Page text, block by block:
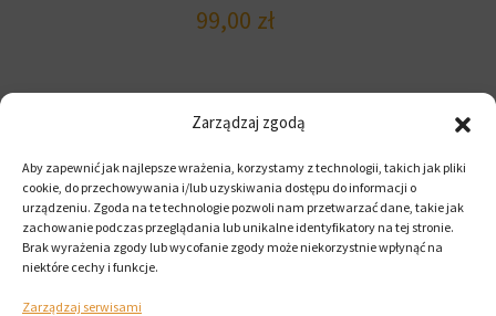
Zarządzaj zgodą
Aby zapewnić jak najlepsze wrażenia, korzystamy z technologii, takich jak pliki
cookie, do przechowywania i/lub uzyskiwania dostępu do informacji o
urządzeniu. Zgoda na te technologie pozwoli nam przetwarzać dane, takie jak
zachowanie podczas przeglądania lub unikalne identyfikatory na tej stronie.
Brak wyrażenia zgody lub wycofanie zgody może niekorzystnie wpłynąć na
niektóre cechy i funkcje.
Zarządzaj serwisami
99,00 zł
Bezpieczne płatności